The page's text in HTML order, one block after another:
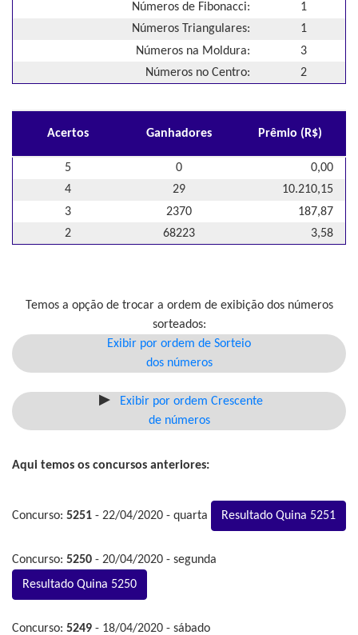
Números de Fibonacci:
1
Números Triangulares:
1
Números na Moldura:
3
Números no Centro:
2
Acertos Ganhadores Prêmio (R$)
5 0
0,00
4
29
10.210,15
3
2370
187,87
2
68223 3,58
Temos a opção de trocar a ordem de exibição dos números
sorteados:
Exibir por ordem de Sorteio
dos números
Exibir por ordem Crescente
de números
Aqui temos os concursos anteriores:
Concurso: 5251 - 22/04/2020 - quarta Resultado Quina 5251
Concurso: 5250 - 20/04/2020 - segunda
Resultado Quina 5250
Concurso: 5249 - 18/04/2020 - sábado